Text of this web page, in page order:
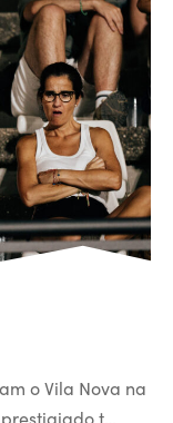
o Vila Nova na
t…